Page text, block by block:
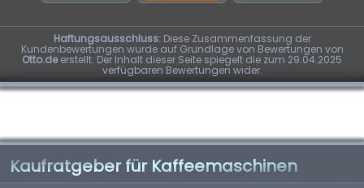
Haftungsausschluss:Diese Zusammenfassung der
Kundenbewertungen wurde auf Grundlage von Bewertungen von
Otto.deerstellt. Der Inhalt dieser Seite spiegelt die zum 29.04.2025
verfügbaren Bewertungen wider.
Kaufratgeber für Kaffeemaschinen